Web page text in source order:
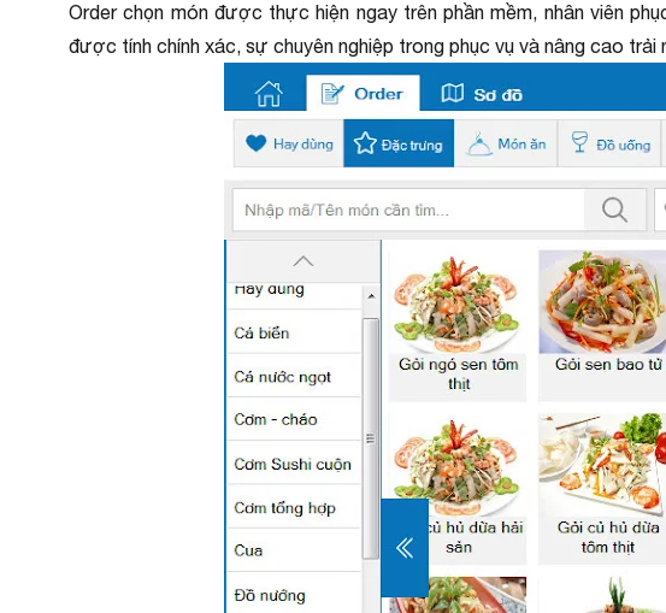
Order chọn món được thực hiện ngay trên phần mềm, nhân viên
được tính chính xác, sự chuyên nghiệp trong phục vụ và nâng cao trải